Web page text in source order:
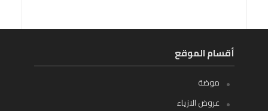
أقسام الموقع
موضة
عروض الازياء